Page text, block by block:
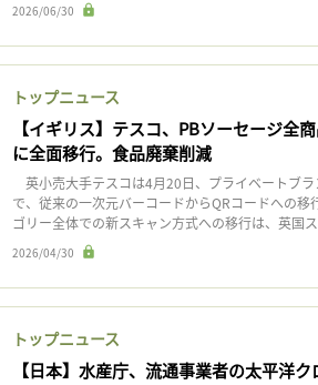
2026/06/30
トップニュース
【イギリス】テスコ、PBソーセージ全
に全面移行。食品廃棄削減
英小売大手テスコは4月20日、プライベートブ
で、従来の一次元バーコードからQRコードへの
ゴリー全体での新スキャン方式への移行は、英国
2026/04/30
トップニュース
【日本】水産庁、流通事業者の太平洋